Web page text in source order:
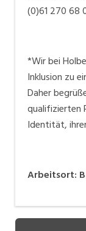
(0)61 270 68
*Wir bei
Inklusion zu
Daher
qualifizierten
Identität,
Arbeitsort: